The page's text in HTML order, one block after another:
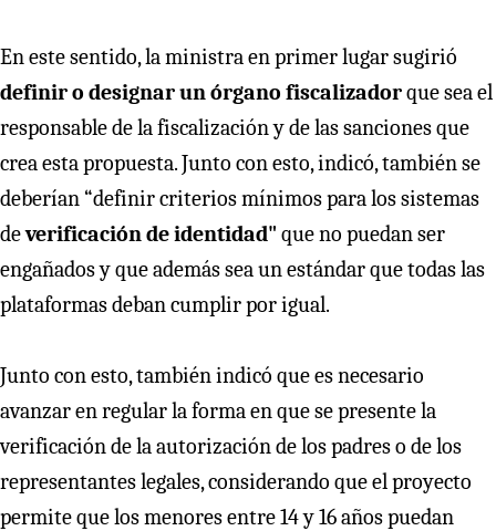
En este sentido, la ministra en primer lugar sugirió
definir o designar un órgano fiscalizadorque sea el
responsable de la fiscalización y de las sanciones que
crea esta propuesta. Junto con esto, indicó, también se
deberían “definir criterios mínimos para los sistemas
deverificación de identidad" que no puedan ser
engañados y que además sea un estándar que todas las
plataformas deban cumplir por igual.
Junto con esto, también indicó que es necesario
avanzar en regular la forma en que se presente la
verificación de la autorización de los padres o de los
representantes legales, considerando que el proyecto
permite que los menores entre 14 y 16 años puedan